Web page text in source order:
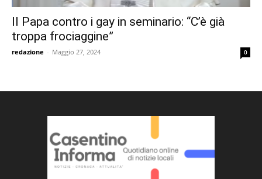
Il Papa contro i gay in seminario: “C’è già
troppa frociaggine”
redazione - Maggio 27, 2024 0